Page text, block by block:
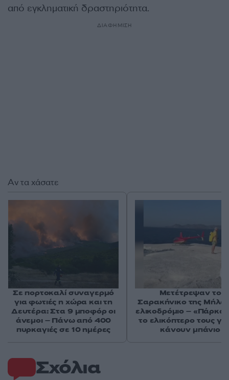
από εγκληματική δραστηριότητα.
ΔΙΑΦΗΜΙΣΗ
Σχόλια
Αν τα χάσατε
Σε πορτοκαλί συναγερμό
για φωτιές η χώρα και τη
Δευτέρα: Στα 9 μποφόρ οι
άνεμοι – Πάνω από 400
πυρκαγιές σε 10 ημέρες
Μετέτρεψαν το
Σαρακήνικο της
ελικοδρόμιο –
το ελικόπτερο τους
κάνουν μπάνιο